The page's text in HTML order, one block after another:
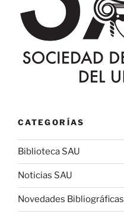
CATEGORÍAS
Biblioteca SAU
Noticias SAU
Novedades Bibliográficas